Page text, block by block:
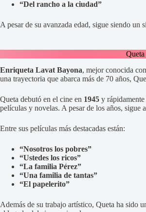
“Del rancho a la ciudad”
A pesar de su avanzada edad, sigue siendo
Enriqueta Lavat Bayona, mejor conocida
una trayectoria que abarca más de 70 años,
Queta debutó en el cine en 1945 y
películas y novelas. A pesar de los años, sigue
Entre sus películas más destacadas están:
“Nosotros los pobres”
“Ustedes los ricos”
“La familia Pérez”
“Una familia de tantas”
“El papelerito”
Además de su trabajo artístico, Queta ha sido